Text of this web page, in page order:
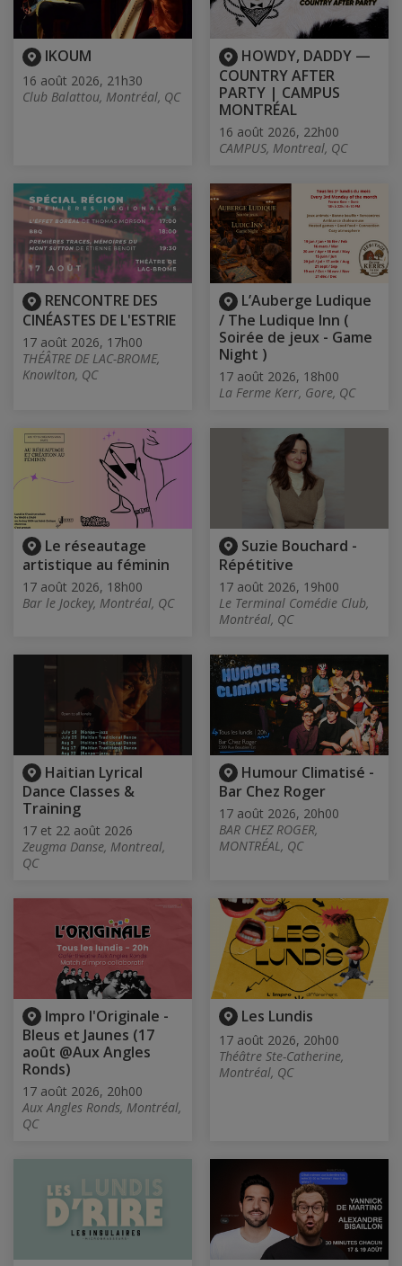
IKOUM
16 août 2026, 21h30
Club Balattou, Montréal, QC
HOWDY, DADDY —
COUNTRY AFTER
PARTY | CAMPUS
MONTRÉAL
16 août 2026, 22h00
CAMPUS, Montreal, QC
RENCONTRE DES
CINÉASTES DE L'ESTRIE
17 août 2026, 17h00
THÉÂTRE DE LAC-BROME,
Knowlton, QC
L’Auberge Ludique
/ The Ludique Inn (
Soirée de jeux - Game
Night )
17 août 2026, 18h00
La Ferme Kerr, Gore, QC
Le réseautage
artistique au féminin
17 août 2026, 18h00
Bar le Jockey, Montréal, QC
Suzie Bouchard -
Répétitive
17 août 2026, 19h00
Le Terminal Comédie Club,
Montréal, QC
Haitian Lyrical
Dance Classes &
Training
17 et 22 août 2026
Zeugma Danse, Montreal,
QC
Humour Climatisé -
Bar Chez Roger
17 août 2026, 20h00
BAR CHEZ ROGER,
MONTRÉAL, QC
Impro l'Originale -
Bleus et Jaunes (17
août @Aux Angles
Ronds)
17 août 2026, 20h00
Aux Angles Ronds, Montréal,
QC
Les Lundis
17 août 2026, 20h00
Théâtre Ste-Catherine,
Montréal, QC